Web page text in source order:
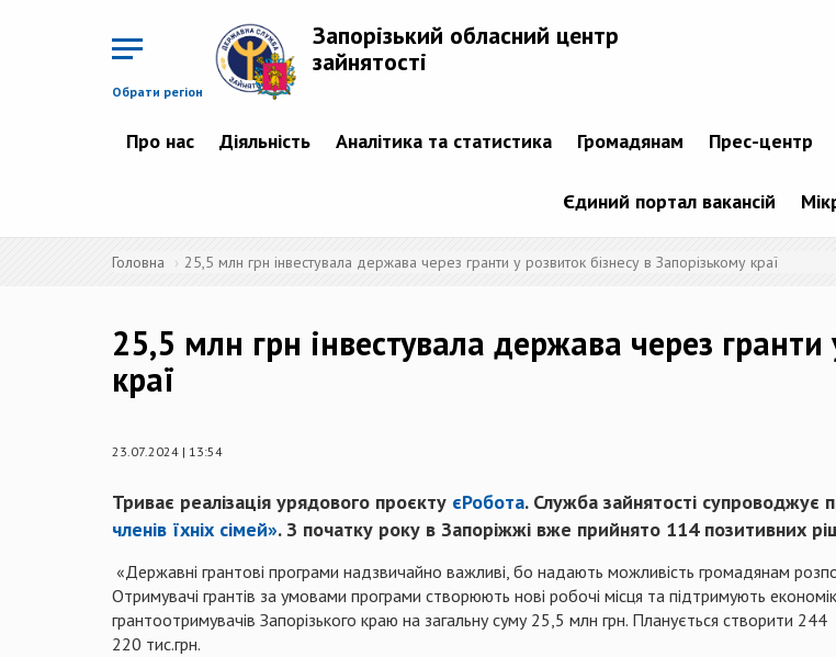
Обрати регіон
Запорізький обласний центр
зайнятості
Про нас Діяльність Аналітика та статистика Громадянам Прес-центр
Єдиний портал вакансій
Головна 25,5 млн грн інвестувала держава через гранти у розвиток бізнесу в Запорізькому краї
25,5 млн грн інвестувала держава через гранти
краї
23.07.2024 | 13:54
Триває реалізація урядового проєкту єРобота. Служба зайнятості супроводжує
членів їхніх сімей».З початку року в Запоріжжі вже прийнято 114 позитивних
«Державні грантові програми надзвичайно важливі, бо надають можливість громадянам
Отримувачі грантів за умовами програми створюють нові робочі місця та підтримують
грантоотримувачів Запорізького краю на загальну суму 25,5 млн грн. Планується створити
220 тис.грн.